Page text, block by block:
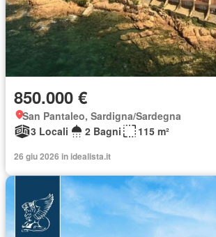
850.000 €
San Pantaleo, Sardigna/Sardegna
3 Locali
2 Bagni 115 m²
26 giu 2026 in idealista.it